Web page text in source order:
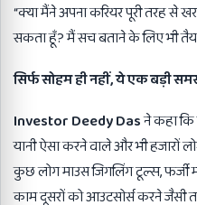
“क्या मैंने अपना करियर पूरी तरह से
सकता हूँ? मैं सच बताने के लिए भी
सिर्फ सोहम ही नहीं,ये एक बड़ी
Investor Deedy Dasने कहा कि
यानी ऐसा करने वाले और भी हजारों
कुछ लोग माउस जिगलिंग टूल्स,
काम दूसरों को आउटसोर्स करने जैसी